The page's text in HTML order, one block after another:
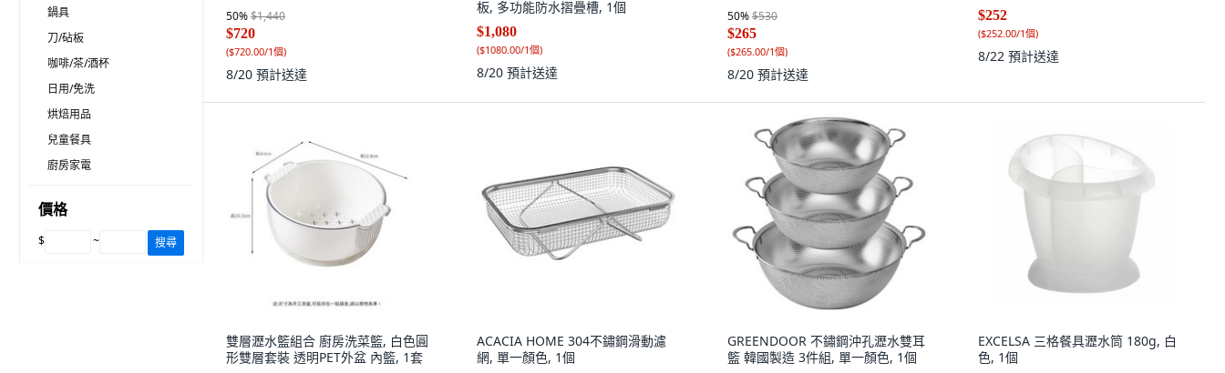
鍋具
刀/砧板
咖啡/茶/酒杯
日用/免洗
烘焙用品
兒童餐具
廚房家電
價格
$ ~ 搜尋
50%$1,440
$720
($720.00/1個)
8/20 預計送達
50%$530
$265
($265.00/1個)
8/20 預計送達
$252
($252.00/1個)
8/22 預計送達
雙層瀝水籃組合 廚房洗菜籃, 白色圓
形雙層套裝 透明PET外盆 內籃, 1套
ACACIA HOME 304不鏽鋼滑動濾
網, 單一顏色, 1個
GREENDOOR 不鏽鋼沖孔瀝水雙耳
籃 韓國製造 3件組, 單一顏色, 1個
EXCELSA 三格餐具瀝水筒 180g, 白
色, 1個